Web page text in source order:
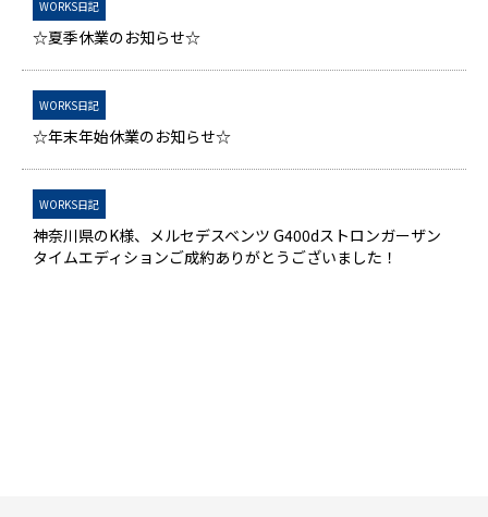
WORKS日記
☆夏季休業のお知らせ☆
WORKS日記
☆年末年始休業のお知らせ☆
WORKS日記
神奈川県のK様、メルセデスベンツ G400dストロンガーザン
タイムエディションご成約ありがとうございました！